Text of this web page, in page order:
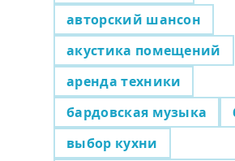
авторский шансон
акустика помещений
аренда техники
бардовская музыка
выбор кухни